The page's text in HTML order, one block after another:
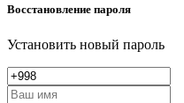
Восстановление пароля
Установить новый пароль